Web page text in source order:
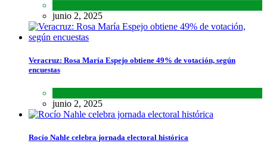
junio 2, 2025
Veracruz: Rosa María Espejo obtiene 49% de votación, según
encuestas
junio 2, 2025
Rocío Nahle celebra jornada electoral histórica